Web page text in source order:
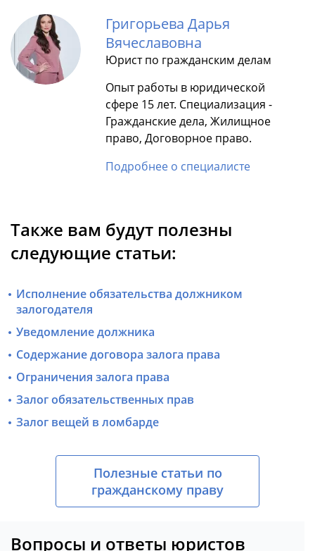
Григорьева Дарья
Вячеславовна
Юрист по гражданским делам
Опыт работы в юридической
сфере 15 лет. Специализация -
Гражданские дела, Жилищное
право, Договорное право.
Подробнее о специалисте
Также вам будут полезны
следующие статьи:
Исполнение обязательства должником
залогодателя
Уведомление должника
Содержание договора залога права
Ограничения залога права
Залог обязательственных прав
Залог вещей в ломбарде
Полезные статьи по
гражданскому праву
Вопросы и ответы юристов